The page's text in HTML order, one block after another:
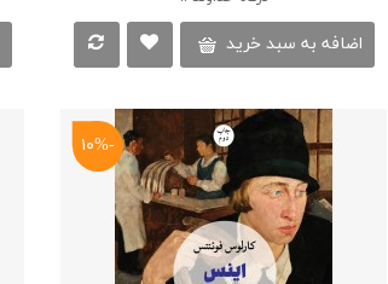
اضافه به سبد خرید
-۱۰%